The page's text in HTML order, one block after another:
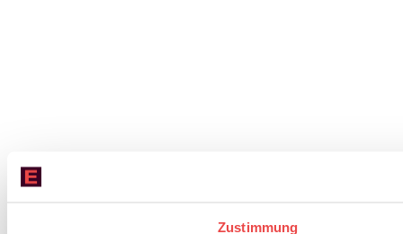
Zustimmung